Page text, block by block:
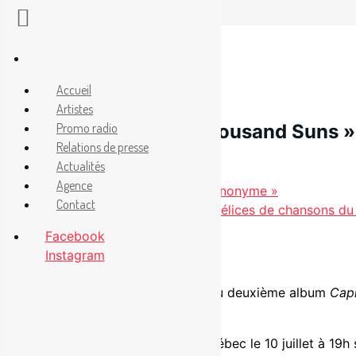
auFacebook
16 mai 2017
Nouveauté radio : « Thousand Suns
Catégories
Non classé
Valérie Lahaie présente « Étoile anonyme »
Louis-Philippe Gingras sort des délices de chansons
Après avoir lancé son fort bien reçu deuxième album
fera un passage éclair à Québec le 10 juillet à
Accueil
Artistes
Promo radio
Relations de presse
Actualités
Agence
Contact
Facebook
Instagram